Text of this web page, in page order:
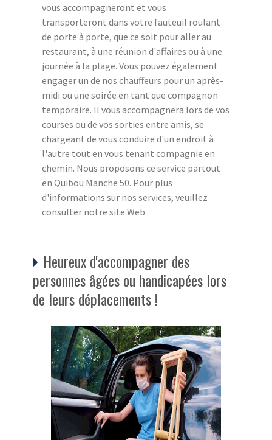
vous accompagneront et vous
transporteront dans votre fauteuil roulant
de porte à porte, que ce soit pour aller au
restaurant, à une réunion d'affaires ou à une
journée à la plage. Vous pouvez également
engager un de nos chauffeurs pour un après-
midi ou une soirée en tant que compagnon
temporaire. Il vous accompagnera lors de vos
courses ou de vos sorties entre amis, se
chargeant de vous conduire d'un endroit à
l'autre tout en vous tenant compagnie en
chemin. Nous proposons ce service partout
en Quibou Manche 50. Pour plus
d'informations sur nos services, veuillez
consulter notre site Web
Heureux d'accompagner des
personnes âgées ou handicapées lors
de leurs déplacements !